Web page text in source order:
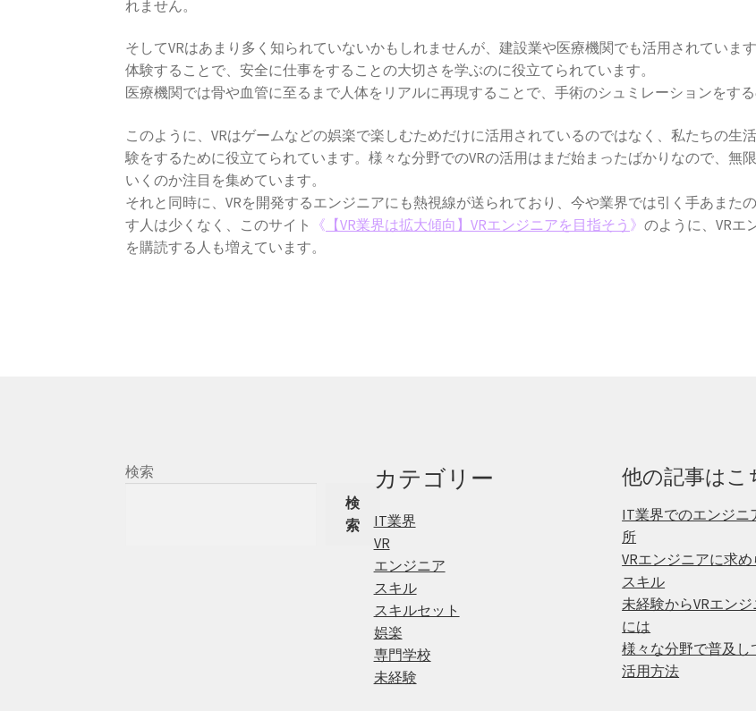
れません。
そしてVRはあまり多く知られていないかもしれませんが、建設業や医療機関でも活用されていま
体験することで、安全に仕事をすることの大切さを学ぶのに役立てられています。
医療機関では骨や血管に至るまで人体をリアルに再現することで、手術のシュミレーションをする
このように、VRはゲームなどの娯楽で楽しむためだけに活用されているのではなく、私たちの生
験をするために役立てられています。様々な分野でのVRの活用はまだ始まったばかりなので、無
いくのか注目を集めています。
それと同時に、VRを開発するエンジニアにも熱視線が送られており、今や業界では引く手あまた
す人は少くなく、このサイト
《 【VR業界は拡大傾向】VRエンジニアを目指そう 》のように、VRエ
を購読する人も増えています。
検索
検
索
カテゴリー
IT業界
VR
エンジニア
スキル
スキルセット
娯楽
専門学校
未経験
他の記事はこ
IT業界でのエンジニ
所
VRエンジニアに求
スキル
未経験からVRエン
には
様々な分野で普及し
活用方法